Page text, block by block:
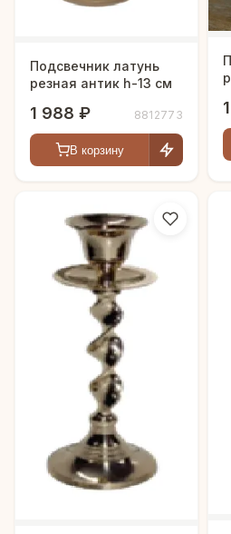
Подсвечник латунь
резная антик h-13 см
1 988 ₽ 8812773
В корзину